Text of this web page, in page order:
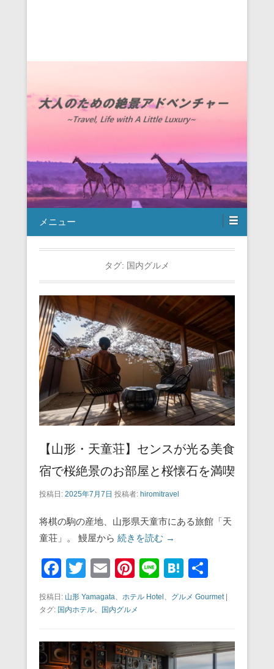
メニュー
タグ: 国内グルメ
【山形・天童荘】センスが光る美食
宿で桜絶景のお部屋と桜懐石を満喫
投稿日: 2025年7月7日 投稿者: hiromitravel
将棋の駒の産地、山形県天童市にある旅館「天
童荘」。 鰻屋から 続きを読む →
F
a
c
b
T
tt
E
ail
Pi
er
st
Li
e
H
e
a
投稿日: 山形 Yamagata、 ホテル Hotel 、 グルメ Gourmet|
タグ: 国内ホテル、 国内グルメ